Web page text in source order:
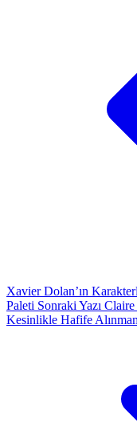
Xavier Dolan’ın
Paleti Sonraki Yazı Claire
Kesinlikle Hafife